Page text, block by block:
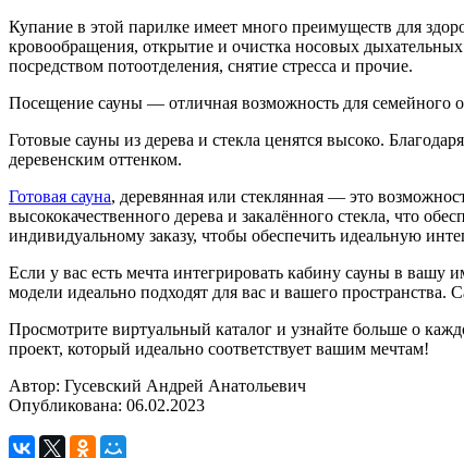
Купание в этой парилке имеет много преимуществ для
кровообращения, открытие и очистка носовых
посредством потоотделения, снятие стресса и прочие.
Посещение сауны — отличная возможность для
Готовые сауны из дерева и стекла ценятся высоко.
деревенским оттенком.
Готовая сауна, деревянная или стеклянная — это
высококачественного дерева и закалённого стекла, что
индивидуальному заказу, чтобы обеспечить идеальную
Если у вас есть мечта интегрировать кабину сауны в вашу
модели идеально подходят для вас и вашего пространства.
Просмотрите виртуальный каталог и узнайте больше о
проект, который идеально соответствует вашим мечтам!
Автор: Гусевский Андрей Анатольевич
Опубликована: 06.02.2023